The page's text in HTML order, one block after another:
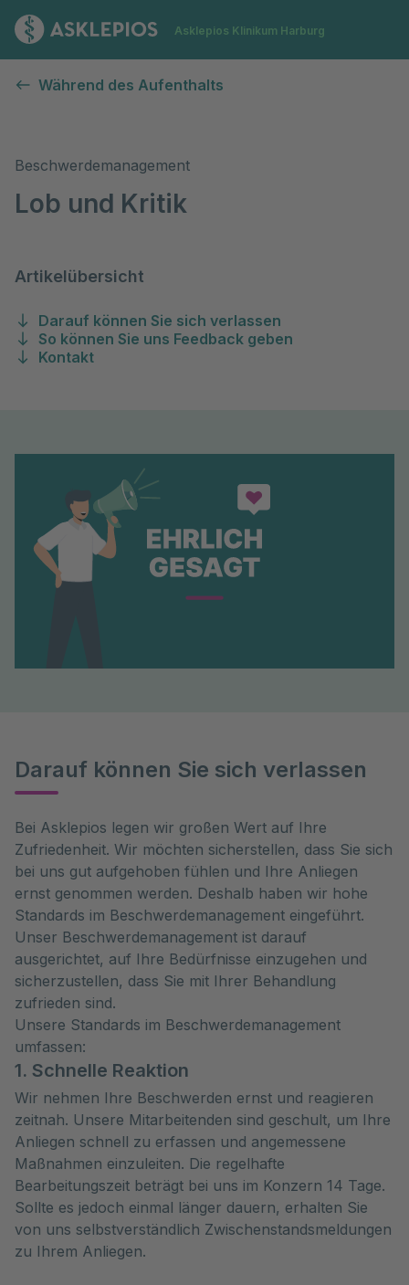
Zur Startseite
Asklepios Klinikum Harburg
Während des Aufenthalts
Beschwerdemanagement
Lob und Kritik
Artikelübersicht
Darauf können Sie sich verlassen
So können Sie uns Feedback geben
Kontakt
Darauf können Sie sich verlassen
Bei Asklepios legen wir großen Wert auf Ihre
Zufriedenheit. Wir möchten sicherstellen, dass Sie sich
bei uns gut aufgehoben fühlen und Ihre Anliegen
ernst genommen werden. Deshalb haben wir hohe
Standards im Beschwerdemanagement eingeführt.
Unser Beschwerdemanagement ist darauf
ausgerichtet, auf Ihre Bedürfnisse einzugehen und
sicherzustellen, dass Sie mit Ihrer Behandlung
zufrieden sind.
Unsere Standards im Beschwerdemanagement
umfassen:
1. Schnelle Reaktion
Wir nehmen Ihre Beschwerden ernst und reagieren
zeitnah. Unsere Mitarbeitenden sind geschult, um Ihre
Anliegen schnell zu erfassen und angemessene
Maßnahmen einzuleiten. Die regelhafte
Bearbeitungszeit beträgt bei uns im Konzern 14 Tage.
Sollte es jedoch einmal länger dauern, erhalten Sie
von uns selbstverständlich Zwischenstandsmeldungen
zu Ihrem Anliegen.